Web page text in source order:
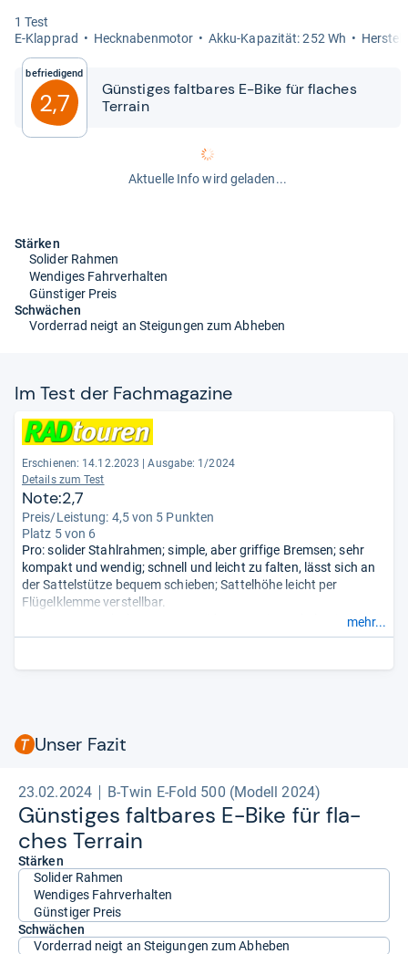
1 Test
E-​Klapprad
Heck­na­ben­mo­tor Akku-​​Kapa­zi­tät: 252 Wh
Befriedigend
2,7
Güns­ti­ges falt­ba­res E-​​Bike für fla­ches
Ter­rain
Aktuelle Info wird geladen...
Stärken
Solider Rahmen
Wendiges Fahrverhalten
Günstiger Preis
Schwächen
Vorderrad neigt an Steigungen zum Abheben
Im Test der Fach­ma­ga­zine
Erschienen: 14.12.2023
Ausgabe: 1/2024
Details zum Test
Note:2,7
Preis/Leistung: 4,5 von 5 Punkten
Platz 5 von 6
Pro: solider Stahlrahmen; simple, aber griffige Bremsen; sehr
kompakt und wendig; schnell und leicht zu falten, lässt sich an
der Sattelstütze bequem schieben; Sattelhöhe leicht per
Flügelklemme verstellbar.
Contra: Gangschaltung etwas widerspenstig, ruckelt mitunter
leicht; Motor bergan recht schwach, bockt durch sehr kurzen
im Heck sowie weit nach hinten ragenden Sattel); geringer
mehr...
Unser Fazit
23.02.2024 B-Twin E-Fold 500 (Modell 2024)
Güns­ti­ges falt­ba­res E-​Bike für fla­
ches Ter­rain
Stärken
Solider Rahmen
Wendiges Fahrverhalten
Günstiger Preis
Schwächen
Vorderrad neigt an Steigungen zum Abheben